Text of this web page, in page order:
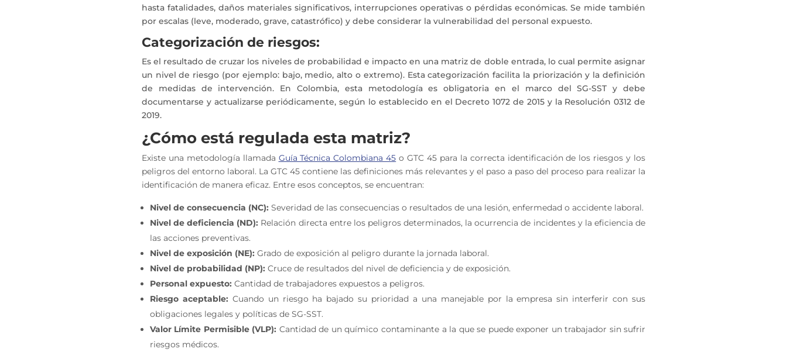
hasta fatalidades, daños materiales significativos, interrupciones operativas o pérdidas económicas. Se mide también
por escalas (leve, moderado, grave, catastrófico) y debe considerar la vulnerabilidad del personal expuesto.
Categorización de riesgos:
Es el resultado de cruzar los niveles de probabilidad e impacto en una matriz de doble entrada, lo cual permite asignar
un nivel de riesgo (por ejemplo: bajo, medio, alto o extremo). Esta categorización facilita la priorización y la definición
de medidas de intervención. En Colombia, esta metodología es obligatoria en el marco del SG-SST y debe
documentarse y actualizarse periódicamente, según lo establecido en el Decreto 1072 de 2015 y la Resolución 0312 de
2019.
¿Cómo está regulada esta matriz?
Existe una metodología llamada Guía Técnica Colombiana 45 o GTC 45 para la correcta identificación de los riesgos y los
peligros del entorno laboral. La GTC 45 contiene las definiciones más relevantes y el paso a paso del proceso para realizar la
identificación de manera eficaz. Entre esos conceptos, se encuentran:
Nivel de consecuencia (NC): Severidad de las consecuencias o resultados de una lesión, enfermedad o accidente laboral.
Nivel de deficiencia (ND): Relación directa entre los peligros determinados, la ocurrencia de incidentes y la eficiencia de
las acciones preventivas.
Nivel de exposición (NE): Grado de exposición al peligro durante la jornada laboral.
Nivel de probabilidad (NP): Cruce de resultados del nivel de deficiencia y de exposición.
Personal expuesto: Cantidad de trabajadores expuestos a peligros.
Riesgo aceptable: Cuando un riesgo ha bajado su prioridad a una manejable por la empresa sin interferir con sus
obligaciones legales y políticas de SG-SST.
Valor Límite Permisible (VLP): Cantidad de un químico contaminante a la que se puede exponer un trabajador sin sufrir
riesgos médicos.